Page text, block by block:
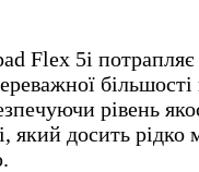
Flex 5i потрапляє
рівень
який досить